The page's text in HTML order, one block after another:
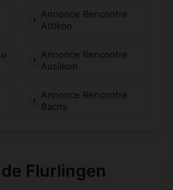
Annonce Rencontre
Attikon
Annonce Rencontre
Auslikon
Annonce Rencontre
Bachs
Flurlingen